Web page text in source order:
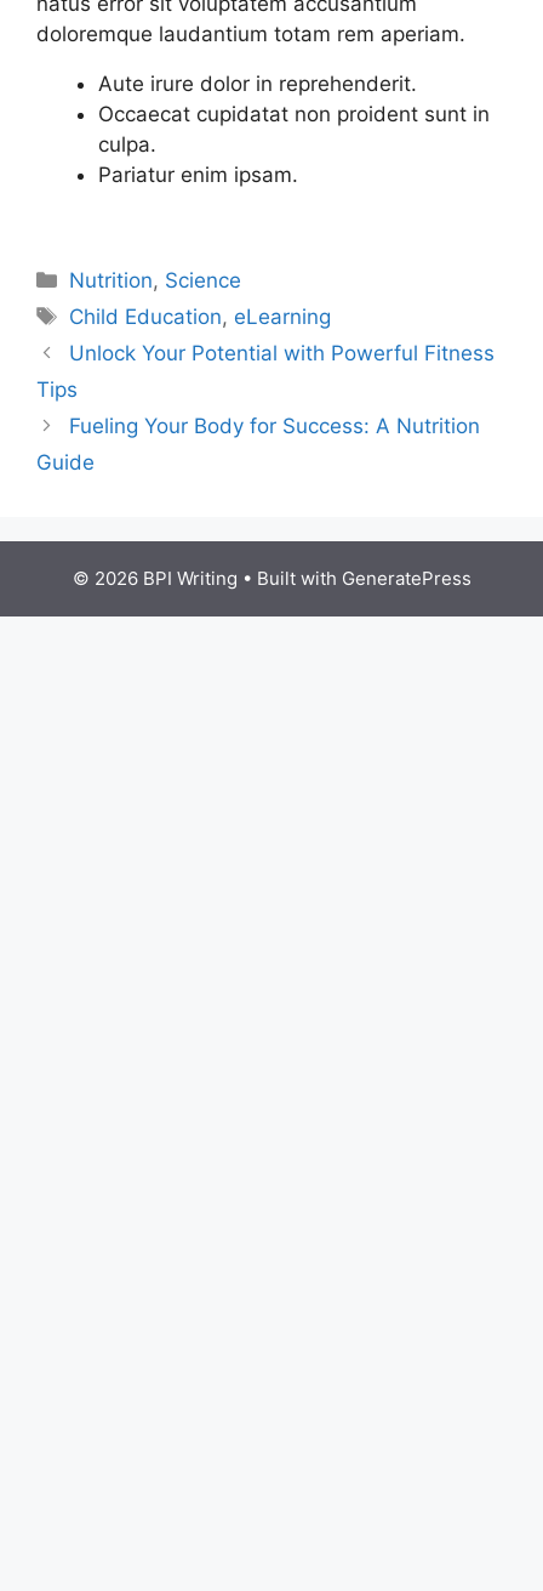
doloremque laudantium totam rem aperiam.
Aute irure dolor in reprehenderit.
Occaecat cupidatat non proident sunt in
culpa.
Pariatur enim ipsam.
Nutrition, Science
Child Education, eLearning
Unlock Your Potential with Powerful Fitness
Tips
Fueling Your Body for Success: A Nutrition
Guide
© 2026 BPI Writing • Built with GeneratePress